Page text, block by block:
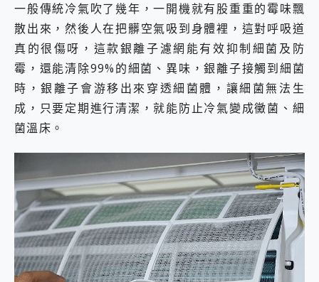
一般傳統冷氣吹了幾年，一開機就有股重重的霉味飄
散出來，然後人在把髒空氣吸到身體裡，這對呼吸道
真的很傷呀，這款銀離子濾網能有效抑制細菌及防
霉，還能清除99%的細菌、異味，銀離子接觸到細菌
時，銀離子會游移出來穿透細菌體，讓細菌無法生
成，只要定期進行清潔，就能防止冷氣變成黴菌、細
菌溫床。